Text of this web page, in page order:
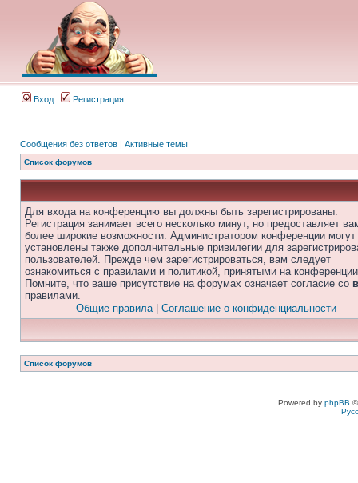
Вход Регистрация
Сообщения без ответов | Активные темы
Список форумов
Для входа на конференцию вы должны быть зарегистрированы.
Регистрация занимает всего несколько минут, но предоставляет
более широкие возможности. Администратором конференции
установлены также дополнительные привилегии для
пользователей. Прежде чем зарегистрироваться, вам следует
ознакомиться с правилами и политикой, принятыми на
Помните, что ваше присутствие на форумах означает согласие со
правилами.
Общие правила| Соглашение о конфиденциальности
Список форумов
Powered by phpBB